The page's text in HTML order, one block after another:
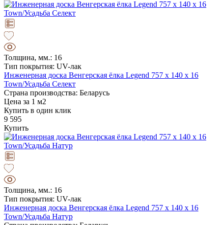
Толщина, мм.: 16
Тип покрытия: UV-лак
Инженерная доска Венгерская ёлка Legend 757 х 140 х 16
Town/Усадьба Селект
Страна производства: Беларусь
Цена за 1 м2
Купить в один клик
9 595
Купить
Толщина, мм.: 16
Тип покрытия: UV-лак
Инженерная доска Венгерская ёлка Legend 757 х 140 х 16
Town/Усадьба Натур